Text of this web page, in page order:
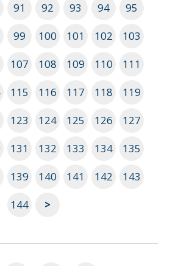
91 92 93 94
95
99 100 101 102
103
107 108 109 110
111
115 116 117 118
119
123 124 125 126
127
131 132 133 134
135
139 140 141 142
143
144
>